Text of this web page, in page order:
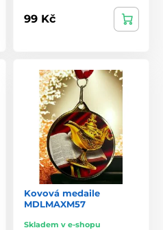
99 Kč
Kovová medaile
MDLMAXM57
Skladem v e-shopu